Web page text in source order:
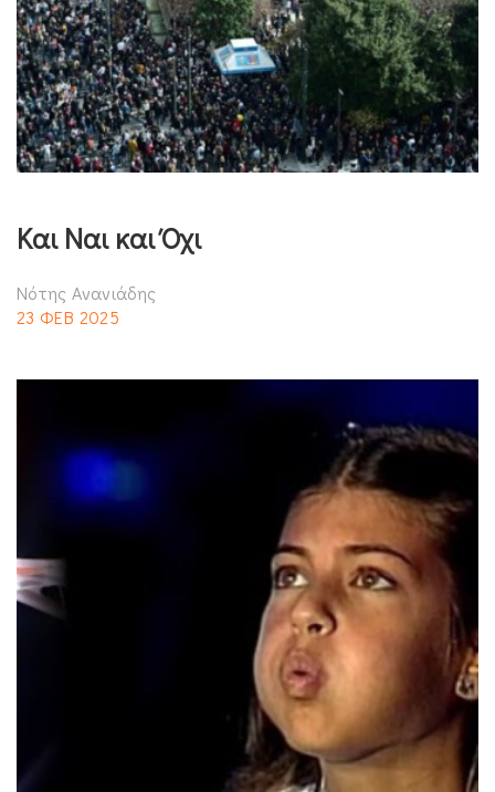
Και Ναι και Όχι
Νότης Ανανιάδης
23 ΦΕΒ 2025